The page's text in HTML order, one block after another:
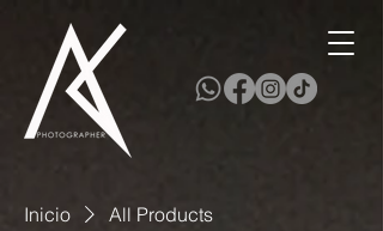
Inicio All Products